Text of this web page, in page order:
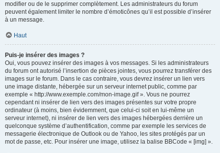
modifier ou de le supprimer complètement. Les administrateurs du forum
peuvent également limiter le nombre d’émoticônes qu’il est possible d’insérer
à un message.
Haut
Puis-je insérer des images ?
Oui, vous pouvez insérer des images à vos messages. Si les administrateurs
du forum ont autorisé l’insertion de pièces jointes, vous pourrez transférer des
images sur le forum. Dans le cas contraire, vous devrez insérer un lien vers
une image distante, hébergée sur un serveur internet public, comme par
exemple « http://www.exemple.com/mon-image.gif ». Vous ne pourrez
cependant ni insérer de lien vers des images présentes sur votre propre
ordinateur (à moins, bien évidemment, que celui-ci soit en lui-même un
serveur internet), ni insérer de lien vers des images hébergées derrière un
quelconque système d’authentification, comme par exemple les services de
messagerie électronique de Outlook ou de Yahoo, les sites protégés par un
mot de passe, etc. Pour insérer une image, utilisez la balise BBCode « [img] ».